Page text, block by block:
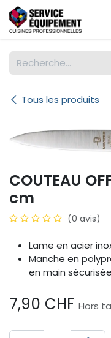
Se rendre au contenu
Tous les produits
COUTEAU
cm
(0 avis)
Lame en acier
Manche en
en main sécurisée
7,90 CHF Hors